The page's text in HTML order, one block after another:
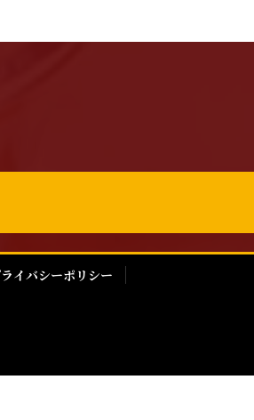
イバシーポリシー